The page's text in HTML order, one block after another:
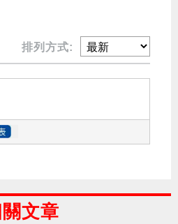
排列方式:
文章